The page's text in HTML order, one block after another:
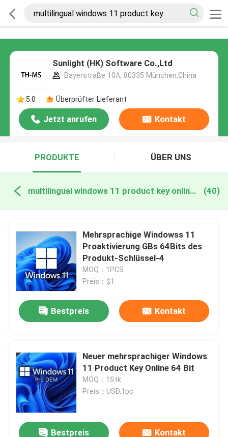
Sunlight (HK) Software Co.,Ltd
Bayerstraße 10A, 80335 München,China
5.0 Überprüfter Lieferant
Jetzt anrufen Kontakt
PRODUKTE ÜBER UNS
multilingual windows 11 product key online manufacture (40)
Mehrsprachige Windowss 11
Proaktivierung GBs 64Bits des
Produkt-Schlüssel-4
MOQ：1PCS
Preis：$1
Bestpreis Kontakt
Neuer mehrsprachiger Windows
11 Product Key Online 64 Bit
MOQ：1Stk
Preis：USD,1pc
Bestpreis Kontakt